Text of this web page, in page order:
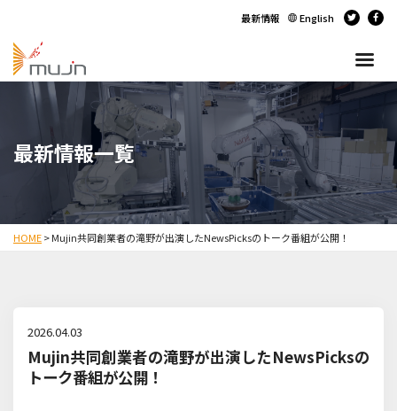
最新情報 English
最新情報一覧
HOME>Mujin共同創業者の滝野が出演したNewsPicksのトーク番組が公開！
2026.04.03
Mujin共同創業者の滝野が出演したNewsPicksの
トーク番組が公開！